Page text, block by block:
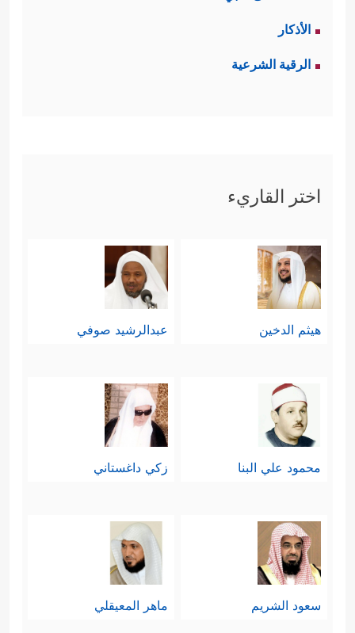
الأذكار
الرقية الشرعية
اختر القاريء
هيثم الدخين عبدالرشيد صوفي
محمود علي البنا زكي داغستاني
سعود الشريم ماهر المعيقلي